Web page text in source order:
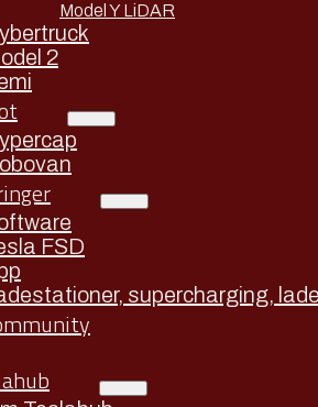
Model Y LiDAR
2
FSD
supercharging,